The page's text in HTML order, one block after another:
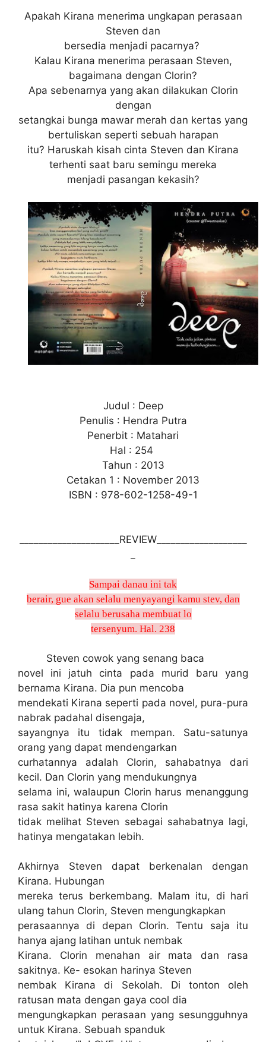
Apakah Kirana menerima ungkapan perasaan
Steven dan
bersedia menjadi pacarnya?
Kalau Kirana menerima perasaan Steven,
bagaimana dengan Clorin?
Apa sebenarnya yang akan dilakukan Clorin
dengan
setangkai bunga mawar merah dan kertas yang
bertuliskan seperti sebuah harapan
itu? Haruskah kisah cinta Steven dan Kirana
terhenti saat baru semingu mereka
menjadi pasangan kekasih?
Judul : Deep
Penulis : Hendra Putra
Penerbit : Matahari
Hal : 254
Tahun : 2013
Cetakan 1 : November 2013
ISBN : 978-602-1258-49-1
_____________________REVIEW___________________
Sampai danau ini tak
berair, gue akan selalu menyayangi kamu stev, dan
selalu berusaha membuat lo
tersenyum. Hal. 238
Steven cowok yang senang baca
novel ini jatuh cinta pada murid baru yang
bernama Kirana. Dia pun mencoba
mendekati Kirana seperti pada novel, pura-pura
nabrak padahal disengaja,
sayangnya itu tidak mempan. Satu-satunya
orang yang dapat mendengarkan
curhatannya adalah Clorin, sahabatnya dari
kecil. Dan Clorin yang mendukungnya
selama ini, walaupun Clorin harus menanggung
rasa sakit hatinya karena Clorin
tidak melihat Steven sebagai sahabatnya lagi,
hatinya mengatakan lebih.
Akhirnya Steven dapat berkenalan dengan
Kirana. Hubungan
mereka terus berkembang. Malam itu, di hari
ulang tahun Clorin, Steven mengungkapkan
perasaannya di depan Clorin. Tentu saja itu
hanya ajang latihan untuk nembak
Kirana. Clorin menahan air mata dan rasa
sakitnya. Ke- esokan harinya Steven
nembak Kirana di Sekolah. Di tonton oleh
ratusan mata dengan gaya cool dia
mengungkapkan perasaan yang sesungguhnya
untuk Kirana. Sebuah spanduk